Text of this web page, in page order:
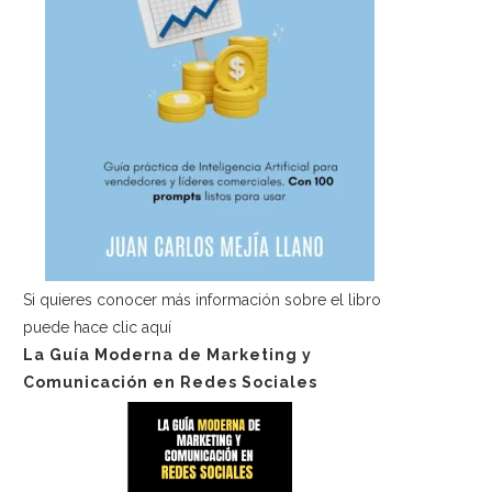
Si quieres conocer más información sobre el libro
puede hace clic aquí
La Guía Moderna de Marketing y
Comunicación en Redes Sociales